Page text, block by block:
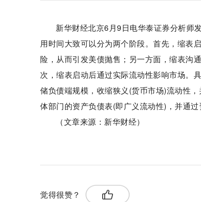
新华财经北京6月9日电华泰证券分析师
用时间大致可以分为两个阶段。首先，缩表
险，从而引发美债抛售；另一方面，缩表沟
次，缩表启动后通过实际流动性影响市场。
储负债端规模，收缩狭义(货币市场)流动性
体部门的资产负债表(即广义流动性)，并通
（文章来源：新华财经）
觉得很赞？